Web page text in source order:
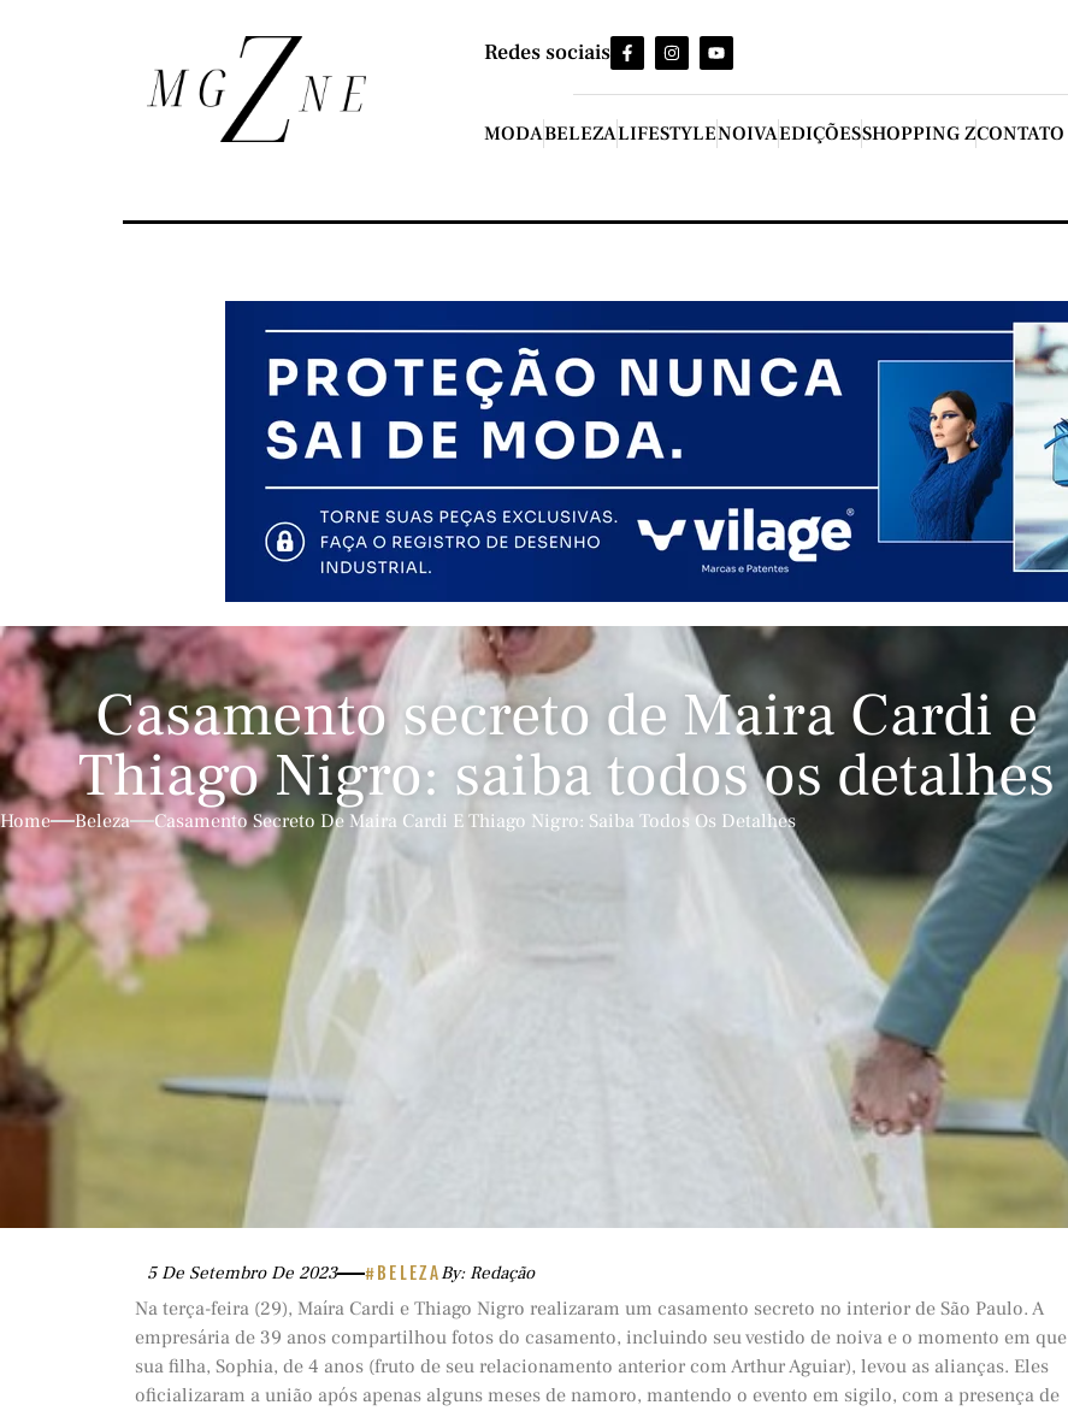
Redes sociais
MODABELEZALIFESTYLENOIVAEDIÇÕESSHOPPING ZCONTATO
Casamento secreto de Maira Cardi e
Thiago Nigro: saiba todos os detalhes
Home Beleza Casamento Secreto De Maira Cardi E Thiago Nigro: Saiba Todos Os Detalhes
5 De Setembro De 2023 #BELEZABy: Redação
Na terça-feira (29), Maíra Cardi e Thiago Nigro realizaram um casamento secreto no interior de São Paulo. A
empresária de 39 anos compartilhou fotos do casamento, incluindo seu vestido de noiva e o momento em que
sua filha, Sophia, de 4 anos (fruto de seu relacionamento anterior com Arthur Aguiar), levou as alianças. Eles
oficializaram a união após apenas alguns meses de namoro, mantendo o evento em sigilo, com a presença de